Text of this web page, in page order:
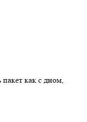
как с дном,